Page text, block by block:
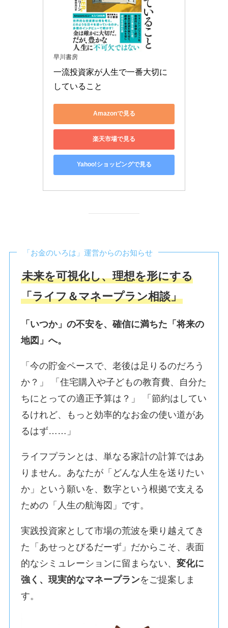
早川書房
一流投資家が人生で一番大切に
していること
Amazonで見る
楽天市場で見る
Yahoo!ショッピングで見る
「お金のいろは」運営からのお知らせ
未来を可視化し、理想を形にする
「ライフ＆マネープラン相談」
「いつか」の不安を、確信に満ちた「将来の
地図」へ。
「今の貯金ペースで、老後は足りるのだろう
か？」 「住宅購入や子どもの教育費、自分た
ちにとっての適正予算は？」 「節約はしてい
るけれど、もっと効率的なお金の使い道があ
るはず……」
ライフプランとは、単なる家計の計算ではあ
りません。あなたが「どんな人生を送りたい
か」という願いを、数字という根拠で支える
ための「人生の航海図」です。
実践投資家として市場の荒波を乗り越えてき
た「あせっとびるだーず」だからこそ、表面
的なシミュレーションに留まらない、変化に
強く、現実的なマネープランをご提案しま
す。